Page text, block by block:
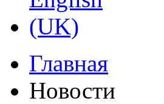
Главная
Новости